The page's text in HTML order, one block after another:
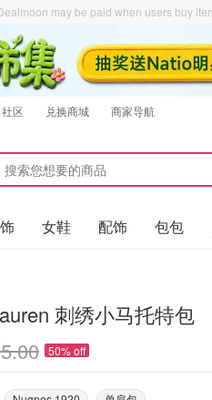
may be paid when users buy
社区 兑换商城 商家导航
女鞋 配饰 包包
刺绣小马托特包
50% off